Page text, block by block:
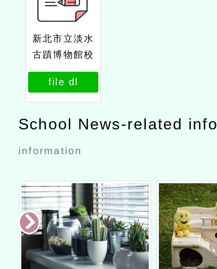
新北市立淡水
古蹟博物館校
外教學活動計
畫
file dl
School News-related
information